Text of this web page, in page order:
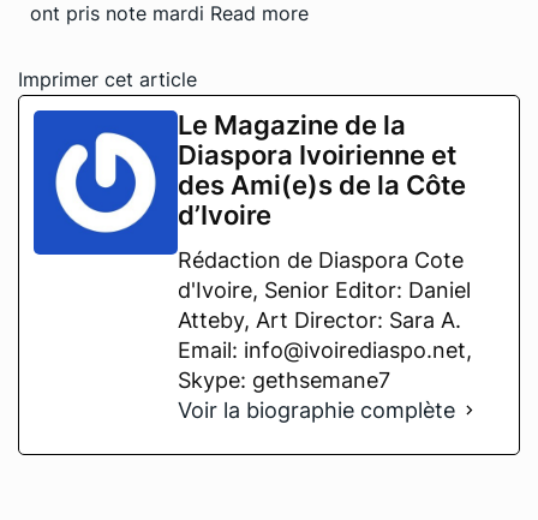
ont pris note mardi Read more
Imprimer cet article
Le Magazine de la
Diaspora Ivoirienne et
des Ami(e)s de la Côte
d’Ivoire
Rédaction de Diaspora Cote
d'Ivoire, Senior Editor: Daniel
Atteby, Art Director: Sara A.
Email: info@ivoirediaspo.net,
Skype: gethsemane7
Voir la biographie complète